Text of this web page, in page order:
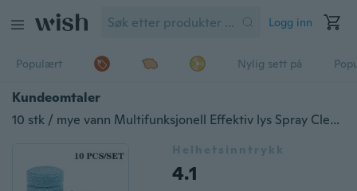
Logg inn
Populært Nylig sett på
Kundeomtaler
10 stk / mye vann Multifunksjonell Effektiv lys Spray Cleaner Konsentrat Hjem Rengjøring Toalett Renholder Klortabletter Clean Spot
Helhetsinntrykk
4.1